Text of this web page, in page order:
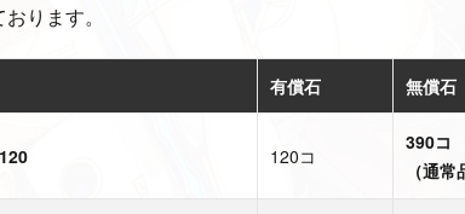
ります。
有償石 無償石
120コ
390コ
（通